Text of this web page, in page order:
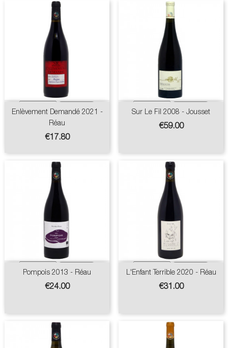
Enlèvement Demandé 2021 -
Réau
Price
€17.80
Sur Le Fil 2008 - Jousset
Price
€59.00
Pompois 2013 - Réau
Price
€24.00
L'Enfant Terrible 2020 - Réau
Price
€31.00